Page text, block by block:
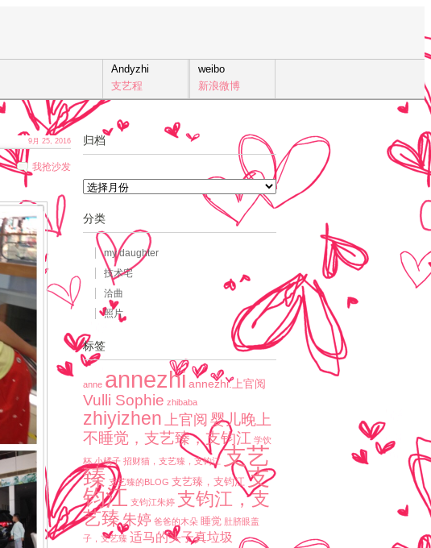
weibo
新浪微博
Andyzhi
支艺程
我抢沙发
9月 25, 2016 归档
档
分类
my daughter
技术宅
洽曲
照片
标签
anne annezhi annezhi.上官阅
Vulli Sophie zhibaba
zhiyizhen 上官阅 婴儿晚上
不睡觉，支艺臻，支钧江 学饮
杯 小橘子 招财猫，支艺臻，支钧江 支艺
臻 支艺臻的BLOG 支艺臻，支钧江 支
钧江 支钧江朱婷 支钧江，支
艺臻朱婷 爸爸的木朵 睡觉 肚脐眼盖
子，支艺臻 适马的头子真垃圾